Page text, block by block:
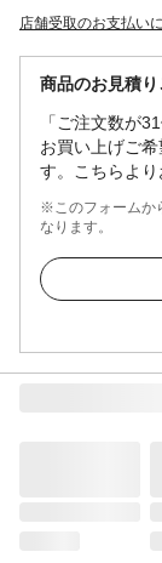
店舗受取のお支払い
商品のお見積
「ご注文数が
お買い上げご
す。こちらより
※このフォームか
なります。